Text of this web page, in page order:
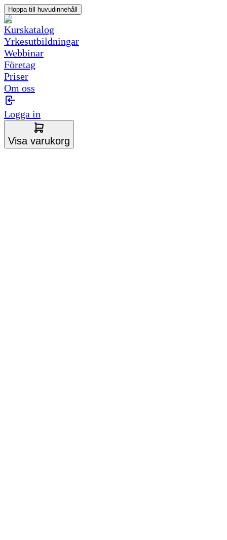
Hoppa till huvudinnehåll
Kurskatalog
Yrkesutbildningar
Webbinar
Företag
Priser
Om oss
Logga in
Visa varukorg